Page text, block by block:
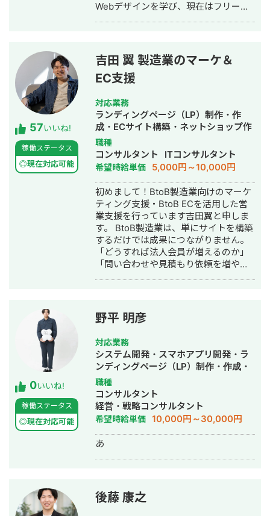
リース後の運用まで伴走しています。
Webデザインを学び、現在はフリーラ
ジ） ・広告バナー ・名刺 ・チラシ ・
パンフレット ・SNS画像 など
デザインは単に見た目を整えるだけで
ビスの魅力を届けるための手段だと考
えています。 だからこそ、丁寧なヒア
リングを通して課題や目的を整理した
上でのデザイン提案を大切にしていま
す。 音楽大学で培った表現力や、教員
免許取得の過程で身につけた「伝える
力」を活かし、ユーザーの行動を促
し、成果に直結するデザインを制作い
たします。 これまでに制作した実績を
ポートフォリオにまとめております。
https://fori.io/designer-nao （掲載可
能なもののみとなります） どうぞ、よ
ろしくお願いいたします。
57いいね!
稼働ステータス
◎現在対応可能
吉田 翼 製造業のマーケ＆
EC支援
対応業務
ランディングページ（LP）制作・作
成・ECサイト構築・ネットショップ作
成代行・SEO対策・新規事業立上・記
事作成代行・ライティング・ホームペ
ージ制作・作成・リスティング広告運
用代行・オウンドメディア制作・構
築・運用代行・営業代行・AI活用
職種
コンサルタント ITコンサルタント
希望時給単価 5,000円～10,000円
初めまして！BtoB製造業向けのマーケ
ティング支援・BtoB ECを活用した営
業支援を行っています吉田翼と申しま
す。 BtoB製造業は、単にサイトを構築
するだけでは成果につながりません。
「どうすれば法人会員が増えるのか」
「問い合わせや見積もり依頼を増やせ
います。 支援内容としては、SEO・コ
ンテンツマーケティング、LP制作、広
告運用、メルマガ施策、ホワイトペー
パー制作、会員登録導線の改善など幅
広く対応しておりますが、特定の施策
ありきではありません。 企業様の商材
や営業体制、ターゲット顧客、競合状
況を踏まえ、「今取り組むべき施策は
何か」という視点から、最適なマーケ
ティング戦略をご提案いたします。
「BtoB ECを立ち上げたものの、思う
ように成果が出ていない」 「営業活動
をもっと効率化したい」 「ECを新たな
業の成長をご支援いたします。お気軽
にご相談ください。
0いいね!
稼働ステータス
◎現在対応可能
野平 明彦
対応業務
システム開発・スマホアプリ開発・ラ
ンディングページ（LP）制作・作成・
ECサイト構築・ネットショップ作成代
行・新規事業立上・SNS運用代行・ホ
ームページ制作・作成・AI活用
職種
コンサルタント
経営・戦略コンサルタント
希望時給単価 10,000円～30,000円
あ
後藤 康之